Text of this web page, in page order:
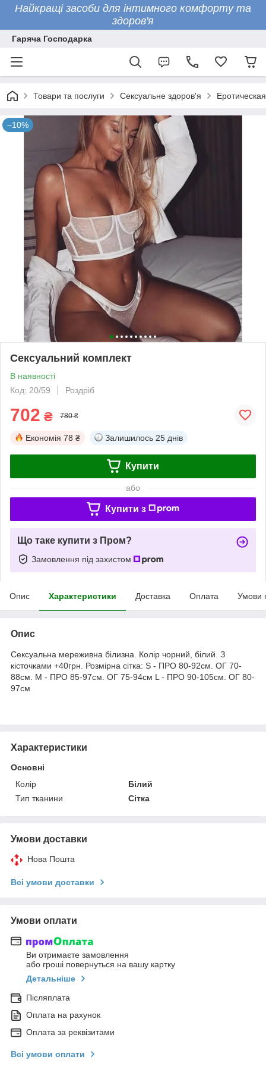
Найкращі засоби для інтимного комфорту та
здоров'я
Гаряча Господарка
Товари та послуги Сексуальне здоров'я
–10%
Сексуальний комплект
В наявності
Код: 20/59
Роздріб
702 ₴ 780 ₴
Економія 78 ₴ Залишилось 25 днів
Купити
або
Купити з
Що таке купити з Пром?
Замовлення під захистом
Опис Характеристики Доставка Оплата Умови
Опис
Сексуальна мереживна білизна. Колір чорний, білий. З
кісточками +40грн. Розмірна сітка: S - ПРО 80-92см. ОГ 70-
88см. M - ПРО 85-97см. ОГ 75-94см L - ПРО 90-105см. ОГ 80-
97см
Характеристики
Основні
Колір
Білий
Тип тканини
Сітка
Умови доставки
Нова Пошта
Всі умови доставки
Умови оплати
Ви отримаєте замовлення
або гроші повернуться на вашу картку
Детальніше
Післяплата
Оплата на рахунок
Оплата за реквізитами
Всі умови оплати